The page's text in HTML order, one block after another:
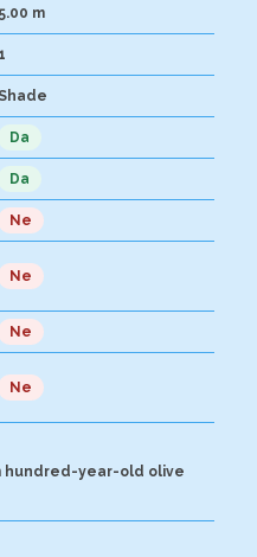
5.00 m
1
Da
Da
Ne
Ne
Ne
Ne
hundred-year-old olive